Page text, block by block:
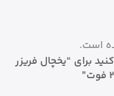
است.
برای “یخچال فریزر